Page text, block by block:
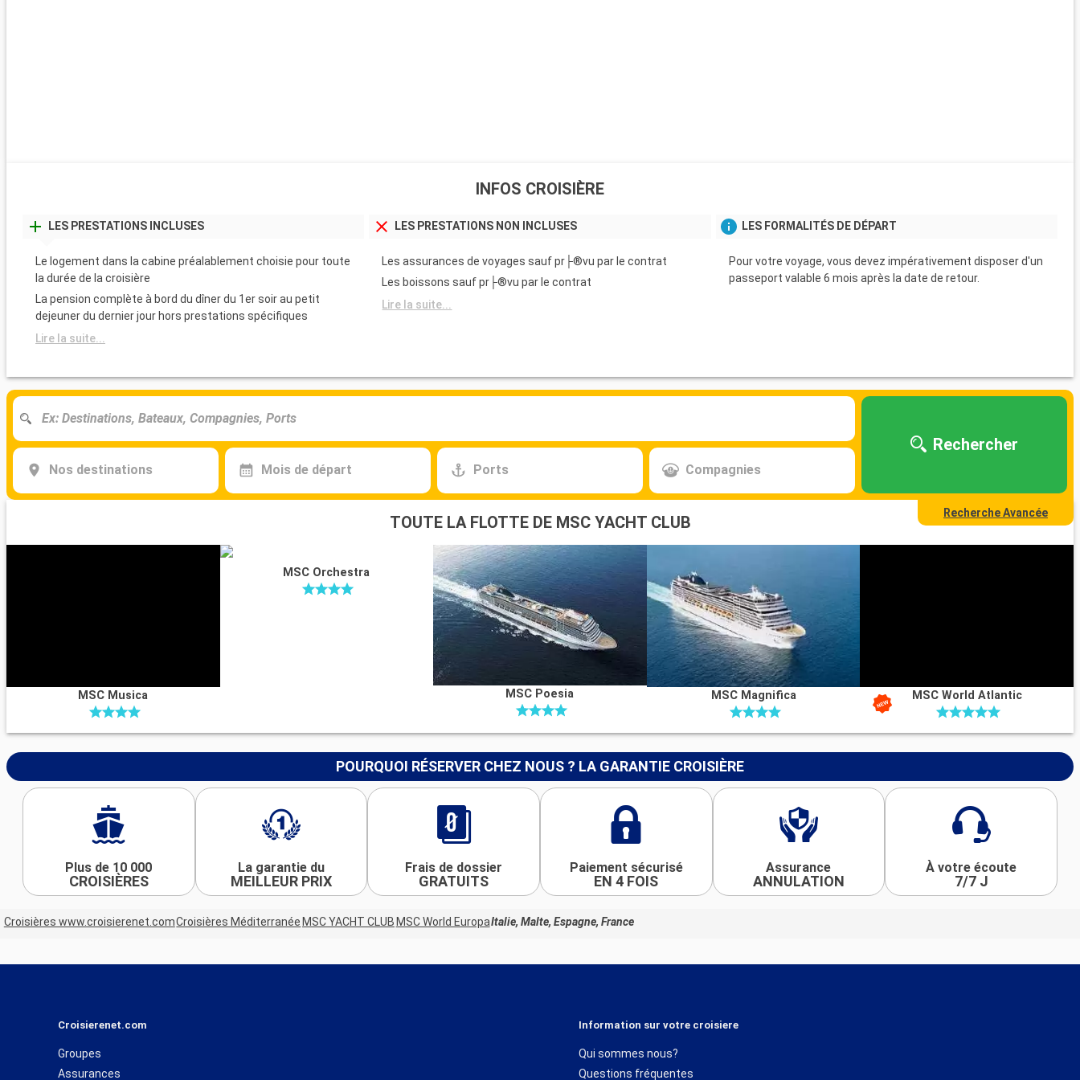
INFOS CROISIÈRE
LES PRESTATIONS INCLUSES
Le logement dans la cabine préalablement choisie pour toute
la durée de la croisière
La pension complète à bord du dîner du 1er soir au petit
dejeuner du dernier jour hors prestations spécifiques
Lire la suite...
LES PRESTATIONS NON INCLUSES
Les assurances de voyages sauf pr├®vu par le contrat
Les boissons sauf pr├®vu par le contrat
Lire la suite...
LES FORMALITÉS DE DÉPART
Pour votre voyage, vous devez impérativement disposer d'un
passeport valable 6 mois après la date de retour.
Nos destinations Mois de départ Ports Compagnies
Rechercher
Recherche Avancée
TOUTE LA FLOTTE DE MSC YACHT CLUB
MSC Musica
MSC Orchestra
MSC Poesia MSC Magnifica MSC World Atlantic
POURQUOI RÉSERVER CHEZ NOUS ? LA GARANTIE CROISIÈRE
Plus de 10 000
CROISIÈRES
La garantie du
MEILLEUR PRIX
Frais de dossier
GRATUITS
Paiement sécurisé
EN 4 FOIS
Assurance
ANNULATION
À votre écoute
7/7 J
Croisières www.croisierenet.comCroisières Méditerranée MSC YACHT CLUB MSC World EuropaItalie, Malte, Espagne, France
Croisierenet.com
Groupes
Assurances
Information sur votre croisiere
Qui sommes nous?
Questions fréquentes